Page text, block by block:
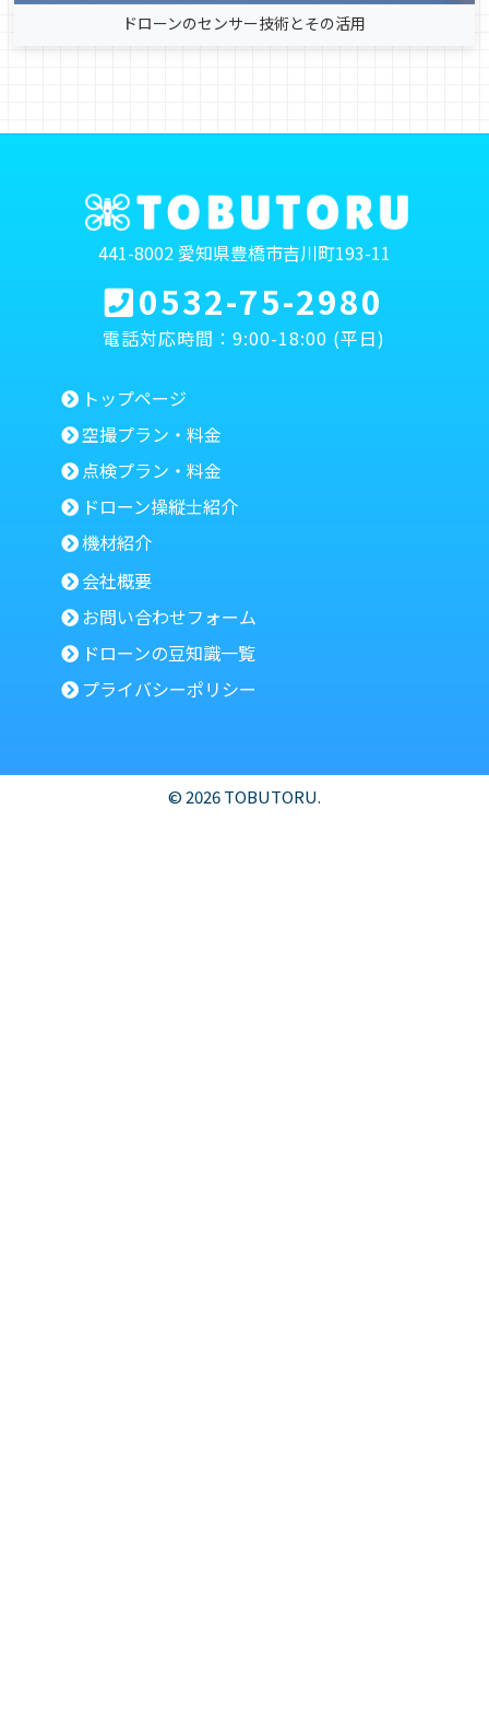
ドローンのセンサー技術とその活用
441-8002 愛知県豊橋市吉川町193-11
0532-75-2980
電話対応時間：9:00-18:00 (平日)
トップページ
空撮プラン・料金
点検プラン・料金
ドローン操縦士紹介
機材紹介
会社概要
お問い合わせフォーム
ドローンの豆知識一覧
プライバシーポリシー
© 2026 TOBUTORU.